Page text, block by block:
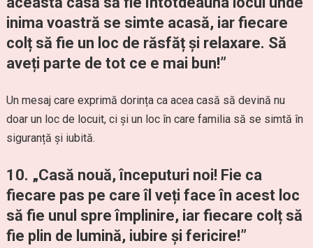
inima voastră se simte acasă, iar fiecare
colț să fie un loc de răsfăț și relaxare. Să
aveți parte de tot ce e mai bun!”
Un mesaj care exprimă dorința ca acea casă să devină nu
doar un loc de locuit, ci și un loc în care familia să se simtă în
siguranță și iubită.
10. „Casă nouă, începuturi noi! Fie ca
fiecare pas pe care îl veți face în acest loc
să fie unul spre împlinire, iar fiecare colț să
fie plin de lumină, iubire și fericire!”